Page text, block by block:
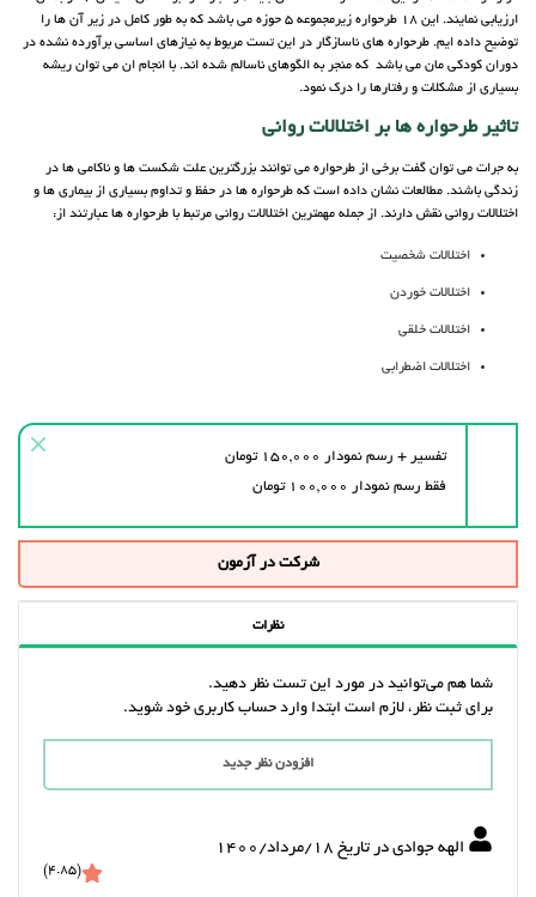
ارزیابی نمایند. این 18 طرحواره زیرمجموعه 5 حوزه می باشد که به طور کامل در زیر آن ها را
توضیح داده ایم. طرحواره های ناسازگار در این تست مربوط به نیازهای اساسی برآورده نشده در
دوران کودکی مان می باشد که منجر به الگوهای ناسالم شده اند. با انجام ان می توان ریشه
بسیاری از مشکلات و رفتارها را درک نمود.
تاثیر طرحواره ها بر اختلالات روانی
به جرات می توان گفت برخی از طرحواره می توانند بزرگترین علت شکست ها و ناکامی ها در
زندگی باشند. مطالعات نشان داده است که طرحواره ها در حفظ و تداوم بسیاری از بیماری ها و
اختلالات روانی نقش دارند. از جمله مهمترین اختلالات روانی مرتبط با طرحواره ها عبارتند از:
اختلالات شخصیت
اختلالات خوردن
اختلالات خلقی
اختلالات اضطرابی
تفسیر + رسم نمودار ۱۵۰,۰۰۰ تومان
فقط رسم نمودار ۱۰۰,۰۰۰ تومان
شرکت در آزمون
نظرات
شما هم می‌توانید در مورد این تست نظر دهید.
برای ثبت نظر، لازم است ابتدا وارد حساب کاربری خود شوید.
افزودن نظر جدید
الهه جوادی در تاریخ 18/مرداد/1400
(4.85)